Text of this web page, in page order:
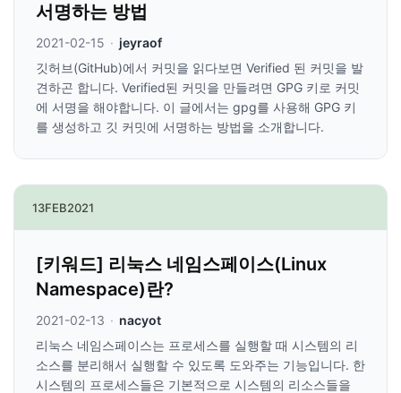
서명하는 방법
2021-02-15 · jeyraof
깃허브(GitHub)에서 커밋을 읽다보면 Verified 된 커밋을 발
견하곤 합니다. Verified된 커밋을 만들려면 GPG 키로 커밋
에 서명을 해야합니다. 이 글에서는 gpg를 사용해 GPG 키
를 생성하고 깃 커밋에 서명하는 방법을 소개합니다.
13FEB2021
[키워드] 리눅스 네임스페이스(Linux
Namespace)란?
2021-02-13 · nacyot
리눅스 네임스페이스는 프로세스를 실행할 때 시스템의 리
소스를 분리해서 실행할 수 있도록 도와주는 기능입니다. 한
시스템의 프로세스들은 기본적으로 시스템의 리소스들을